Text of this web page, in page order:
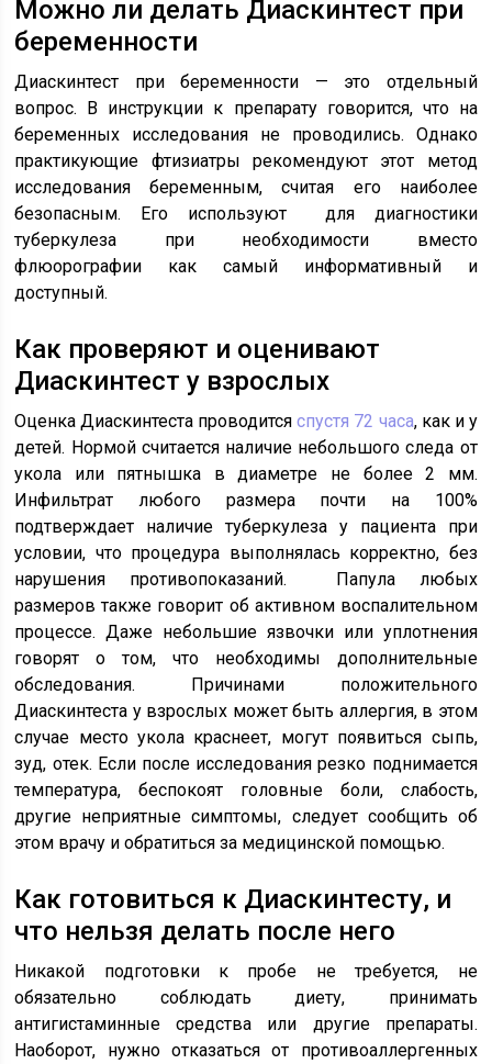
Можно ли делать Диаскинтест при
беременности
Диаскинтест при беременности — это отдельный
вопрос. В инструкции к препарату говорится, что на
беременных исследования не проводились. Однако
практикующие фтизиатры рекомендуют этот метод
исследования беременным, считая его наиболее
безопасным. Его используют для диагностики
туберкулеза при необходимости вместо
флюорографии как самый информативный и
доступный.
Как проверяют и оценивают
Диаскинтест у взрослых
Оценка Диаскинтеста проводитсяспустя 72 часа, как и у
детей. Нормой считается наличие небольшого следа от
укола или пятнышка в диаметре не более 2 мм.
Инфильтрат любого размера почти на 100%
подтверждает наличие туберкулеза у пациента при
условии, что процедура выполнялась корректно, без
нарушения противопоказаний. Папула любых
размеров также говорит об активном воспалительном
процессе. Даже небольшие язвочки или уплотнения
говорят о том, что необходимы дополнительные
обследования. Причинами положительного
Диаскинтеста у взрослых может быть аллергия, в этом
случае место укола краснеет, могут появиться сыпь,
зуд, отек. Если после исследования резко поднимается
температура, беспокоят головные боли, слабость,
другие неприятные симптомы, следует сообщить об
этом врачу и обратиться за медицинской помощью.
Как готовиться к Диаскинтесту, и
что нельзя делать после него
Никакой подготовки к пробе не требуется, не
обязательно соблюдать диету, принимать
антигистаминные средства или другие препараты.
Наоборот, нужно отказаться от противоаллергенных